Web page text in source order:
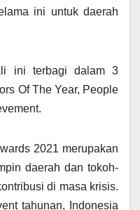
ini untuk daerah
ini terbagi dalam 3
Of The Year, People
2021 merupakan
daerah dan tokoh-
di masa krisis.
tahunan, Indonesia